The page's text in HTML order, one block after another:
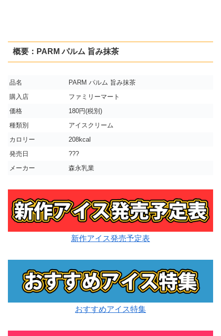
概要：PARM パルム 旨み抹茶
品名
PARM パルム 旨み抹茶
購入店
ファミリーマート
価格
180円(税別)
種類別
アイスクリーム
カロリー
208kcal
発売日
???
メーカー
森永乳業
新作アイス発売予定表
おすすめアイス特集